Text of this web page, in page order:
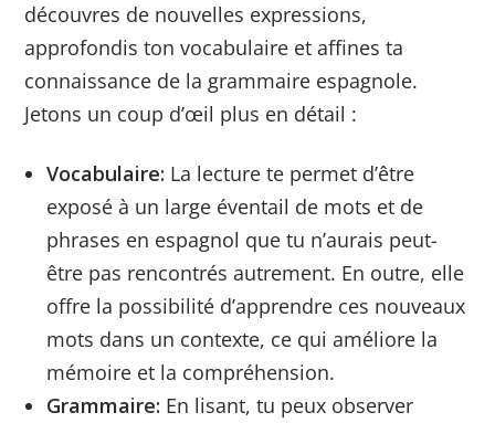
découvres de nouvelles expressions,
approfondis ton vocabulaire et affines ta
connaissance de la grammaire espagnole.
Jetons un coup d’œil plus en détail :
Vocabulaire: La lecture te permet d’être
exposé à un large éventail de mots et de
phrases en espagnol que tu n’aurais peut-
être pas rencontrés autrement. En outre, elle
offre la possibilité d’apprendre ces nouveaux
mots dans un contexte, ce qui améliore la
mémoire et la compréhension.
Grammaire: En lisant, tu peux observer